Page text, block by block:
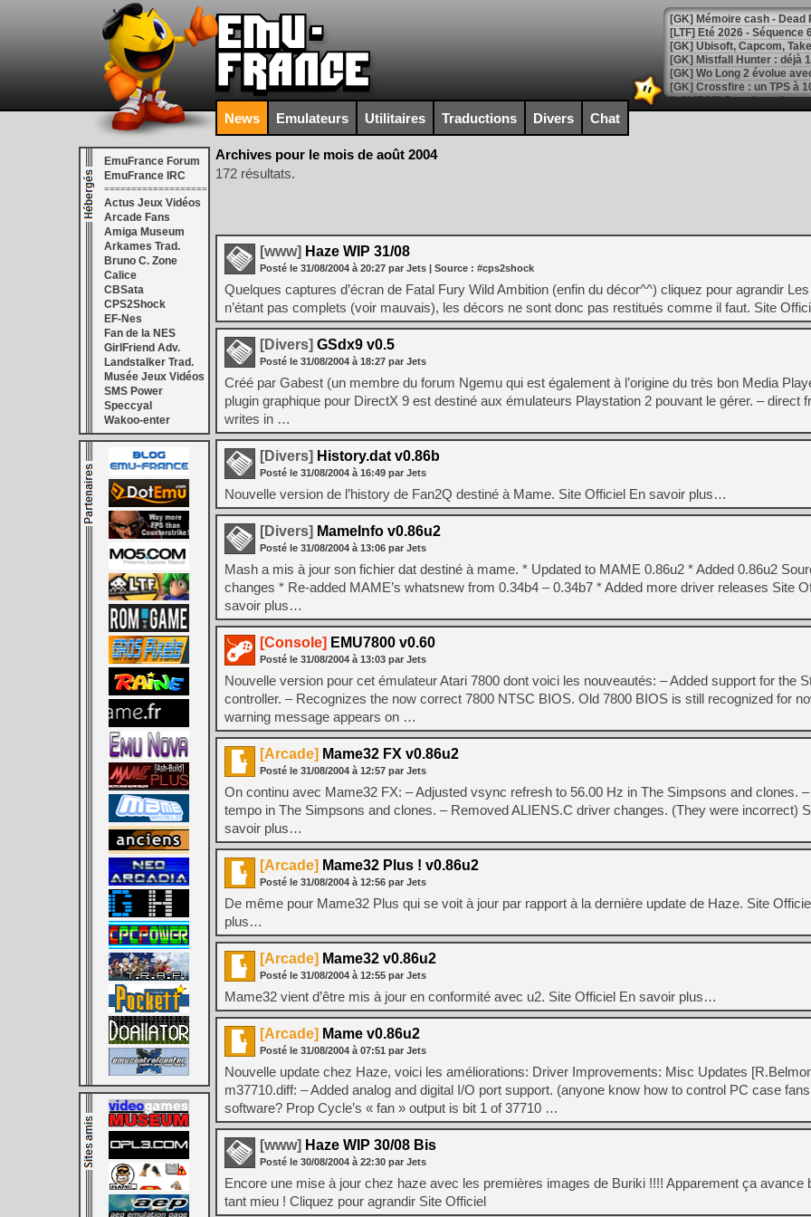
[LTF] Eté 2026 - Séquence
[GK] Mistfall Hunter : déjà
[GK] Wo Long 2 évolue
[GK] Crossfire : un TPS à
[LS] [PS5] Premiers
[Mo5] DOOM arrive en
[GK] Bethesda fête les 30
[GK] Roblox : l'action en
[GK] Agenda - GeForce
[LS] [PS5] ps5-y2jb-
[GK] Pourquoi Marvel
[GK] Test : Restory : Chill
[GK] GTA 6 : Rockstar
[GK] Hot Wheels Infinite
[GK] Mémoire cash -
[GK] Résultats Nintendo :
[Mo5] Brickboy cherche à
[GK] Minecraft et ses «
[GK] Beast of
[GK] Ubisoft : fin de partie
[GK] Mémoire cash -
[GK] Dan Houser (GTA)
[GK] Comment EA Sports
[GK] Crimson Moon : un
[GK] Isle of Reveries : le
[GK] Moonlighter 2 : The
[GK] Capcom relance
News Emulateurs Utilitaires Traductions Divers Chat
EmuFrance Forum
EmuFrance IRC
===================
Actus Jeux Vidéos
Arcade Fans
Amiga Museum
Arkames Trad.
Bruno C. Zone
Calice
CBSata
CPS2Shock
EF-Nes
Fan de la NES
GirlFriend Adv.
Landstalker Trad.
Musée Jeux Vidéos
SMS Power
Speccyal
Wakoo-enter
Archives pour le mois de août 2004
172 résultats.
[www] Haze WIP 31/08
Posté le 31/08/2004 à 20:27 par Jets | Source : #cps2shock
Quelques captures d’écran de Fatal Fury Wild Ambition (enfin du décor^^) cliquez pour agrandir
n’étant pas complets (voir mauvais), les décors ne sont donc pas restitués comme il faut. Site
[Divers] GSdx9 v0.5
Posté le 31/08/2004 à 18:27 par Jets
Créé par Gabest (un membre du forum Ngemu qui est également à l’origine du très bon Media
plugin graphique pour DirectX 9 est destiné aux émulateurs Playstation 2 pouvant le gérer. – direct
writes in …
[Divers] History.dat v0.86b
Posté le 31/08/2004 à 16:49 par Jets
Nouvelle version de l’history de Fan2Q destiné à Mame. Site Officiel En savoir plus…
[Divers] MameInfo v0.86u2
Posté le 31/08/2004 à 13:06 par Jets
Mash a mis à jour son fichier dat destiné à mame. * Updated to MAME 0.86u2 * Added 0.86u2
changes * Re-added MAME’s whatsnew from 0.34b4 – 0.34b7 * Added more driver releases Site
savoir plus…
[Console] EMU7800 v0.60
Posté le 31/08/2004 à 13:03 par Jets
Nouvelle version pour cet émulateur Atari 7800 dont voici les nouveautés: – Added support for the
controller. – Recognizes the now correct 7800 NTSC BIOS. Old 7800 BIOS is still recognized for
warning message appears on …
[Arcade] Mame32 FX v0.86u2
Posté le 31/08/2004 à 12:57 par Jets
On continu avec Mame32 FX: – Adjusted vsync refresh to 56.00 Hz in The Simpsons and clones.
tempo in The Simpsons and clones. – Removed ALIENS.C driver changes. (They were incorrect)
savoir plus…
[Arcade] Mame32 Plus ! v0.86u2
Posté le 31/08/2004 à 12:56 par Jets
De même pour Mame32 Plus qui se voit à jour par rapport à la dernière update de Haze. Site
plus…
[Arcade] Mame32 v0.86u2
Posté le 31/08/2004 à 12:55 par Jets
Mame32 vient d’être mis à jour en conformité avec u2. Site Officiel En savoir plus…
[Arcade] Mame v0.86u2
Posté le 31/08/2004 à 07:51 par Jets
Nouvelle update chez Haze, voici les améliorations: Driver Improvements: Misc Updates
m37710.diff: – Added analog and digital I/O port support. (anyone know how to control PC case
software? Prop Cycle’s « fan » output is bit 1 of 37710 …
[www] Haze WIP 30/08 Bis
Posté le 30/08/2004 à 22:30 par Jets
Encore une mise à jour chez haze avec les premières images de Buriki !!!! Apparement ça avance
tant mieu ! Cliquez pour agrandir Site Officiel